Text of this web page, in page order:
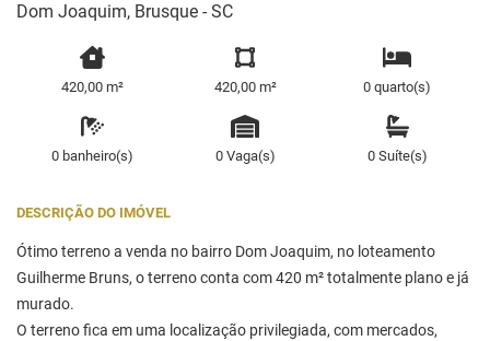
Dom Joaquim, Brusque - SC
420,00 m² 420,00 m² 0 quarto(s)
0 banheiro(s) 0 Vaga(s) 0 Suíte(s)
DESCRIÇÃO DO IMÓVEL
Ótimo terreno a venda no bairro Dom Joaquim, no loteamento
Guilherme Bruns, o terreno conta com 420 m² totalmente plano e já
murado.
O terreno fica em uma localização privilegiada, com mercados,